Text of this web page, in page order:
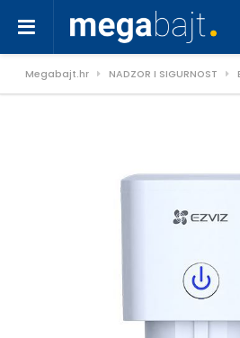
Megabajt.hr NADZOR I SIGURNOST